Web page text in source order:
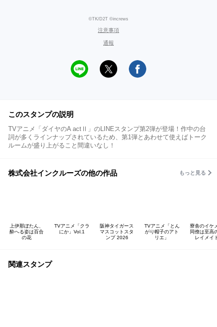
©TK/D2T ©increws
注意事項
通報
このスタンプの説明
TVアニメ「ダイヤのA actⅡ」のLINEスタンプ第2弾が登場！作中の台
詞が多くラインナップされているため、第1弾とあわせて使えばトーク
ルームが盛り上がること間違いなし！
株式会社インクルーズの他の作品 もっと見る
上伊那ぼたん、
酔へる姿は百合
の花
TVアニメ「クラ
にか」Vol.1
阪神タイガース
マスコットスタ
ンプ 2026
TVアニメ「とん
がり帽子のアト
リエ」
寮舎のイケ
同僚は至高
レイメイ
関連スタンプ